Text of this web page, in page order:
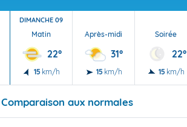
DIMANCHE 09
Matin
22°
15 km/h
Après-midi
31°
15 km/h
Soirée
22°
15 km/h
Comparaison aux normales